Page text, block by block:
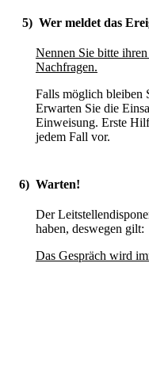
5) Wer meldet das
Nennen Sie bitte
Nachfragen.
Falls möglich bleiben
Erwarten Sie die
Einweisung. Erste
jedem Fall vor.
6) Warten!
Der
haben, deswegen gilt:
Das Gespräch wird